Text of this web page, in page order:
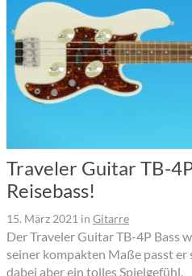
Traveler Guitar TB-
Reisebass!
15. März 2021 in Gitarre
Der Traveler Guitar TB-4P Bass
seiner kompakten Maße passt er
dabei aber ein tolles Spielgefühl.